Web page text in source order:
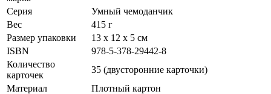
Серия
Умный чемоданчик
Вес
415 г
Размер упаковки
13 х 12 х 5 см
ISBN
978-5-378-29442-8
Количество
карточек
35 (двусторонние карточки)
Материал
Плотный картон